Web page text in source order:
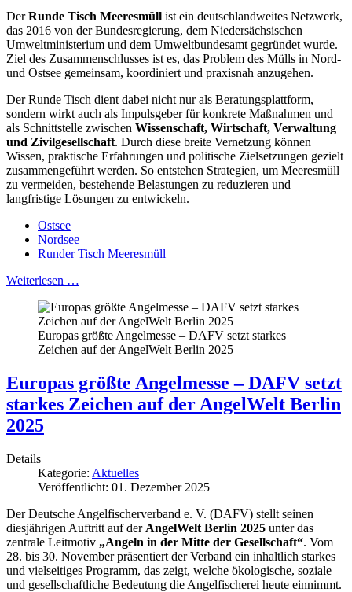
DerRunde Tisch Meeresmüll ist ein deutschlandweites Netzwerk,
das 2016 von der Bundesregierung, dem Niedersächsischen
Umweltministerium und dem Umweltbundesamt gegründet wurde.
Ziel des Zusammenschlusses ist es, das Problem des Mülls in Nord-
und Ostsee gemeinsam, koordiniert und praxisnah anzugehen.
Der Runde Tisch dient dabei nicht nur als Beratungsplattform,
sondern wirkt auch als Impulsgeber für konkrete Maßnahmen und
als Schnittstelle zwischen Wissenschaft, Wirtschaft, Verwaltung
und Zivilgesellschaft. Durch diese breite Vernetzung können
Wissen, praktische Erfahrungen und politische Zielsetzungen gezielt
zusammengeführt werden. So entstehen Strategien, um Meeresmüll
zu vermeiden, bestehende Belastungen zu reduzieren und
langfristige Lösungen zu entwickeln.
Ostsee
Nordsee
Runder Tisch Meeresmüll
Weiterlesen …
Europas größte Angelmesse – DAFV setzt starkes
Zeichen auf der AngelWelt Berlin 2025
Europas größte Angelmesse – DAFV setzt
starkes Zeichen auf der AngelWelt Berlin
2025
Details
Kategorie: Aktuelles
Veröffentlicht: 01. Dezember 2025
Der Deutsche Angelfischerverband e. V. (DAFV) stellt seinen
diesjährigen Auftritt auf der AngelWelt Berlin 2025 unter das
zentrale Leitmotiv „Angeln in der Mitte der Gesellschaft“. Vom
28. bis 30. November präsentiert der Verband ein inhaltlich starkes
und vielseitiges Programm, das zeigt, welche ökologische, soziale
und gesellschaftliche Bedeutung die Angelfischerei heute einnimmt.